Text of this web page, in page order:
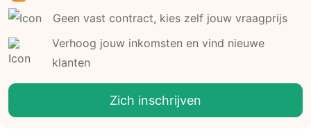
Geen vast contract, kies zelf jouw vraagprijs
Verhoog jouw inkomsten en vind nieuwe
klanten
Zich inschrijven